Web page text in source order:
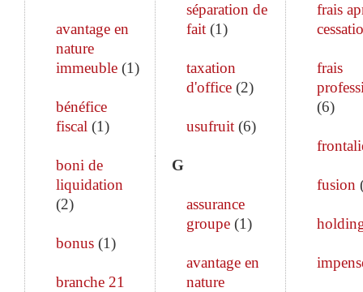
avantage en
nature
immeuble (1)
bénéfice
fiscal (1)
boni de
liquidation
(2)
bonus (1)
branche 21
séparation de
fait(1)
taxation
d'office(2)
usufruit(6)
G
assurance
groupe(1)
avantage en
nature
frais
frais
(6)
fusion